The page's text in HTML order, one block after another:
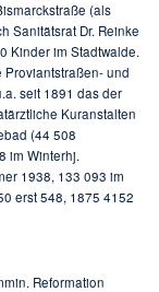
(als
Sanitätsrat Dr. Reinke
Kinder im Stadtwalde.
Proviantstraßen- und
seit 1891 das der
Kuranstalten
(44 508
im Winterhj.
1938, 133 093 im
erst 548, 1875 4152
Reformation